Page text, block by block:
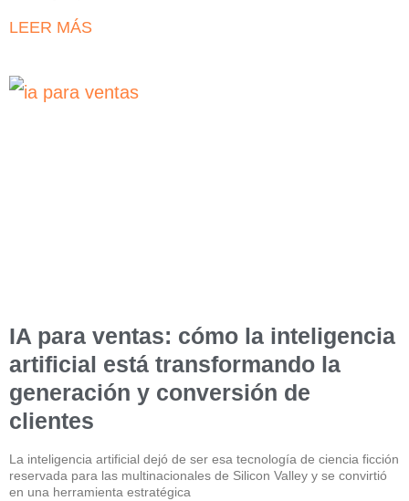
LEER MÁS
IA para ventas: cómo la inteligencia
artificial está transformando la
generación y conversión de
clientes
La inteligencia artificial dejó de ser esa tecnología de ciencia ficción
reservada para las multinacionales de Silicon Valley y se convirtió
en una herramienta estratégica